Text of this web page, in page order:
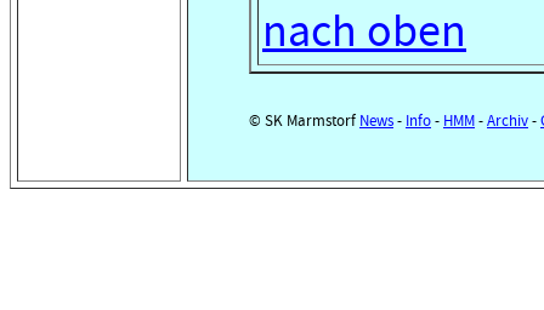
nach oben
© SK Marmstorf News- Info- HMM-Archiv-